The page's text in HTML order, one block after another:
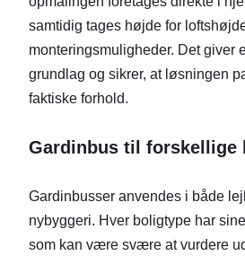
samtidig tages højde for
monteringsmuligheder. Det giver
grundlag og sikrer, at løsningen
faktiske forhold.
Gardinbus til forskellige
Gardinbusser anvendes i både
nybyggeri. Hver boligtype har
som kan være svære at vurdere